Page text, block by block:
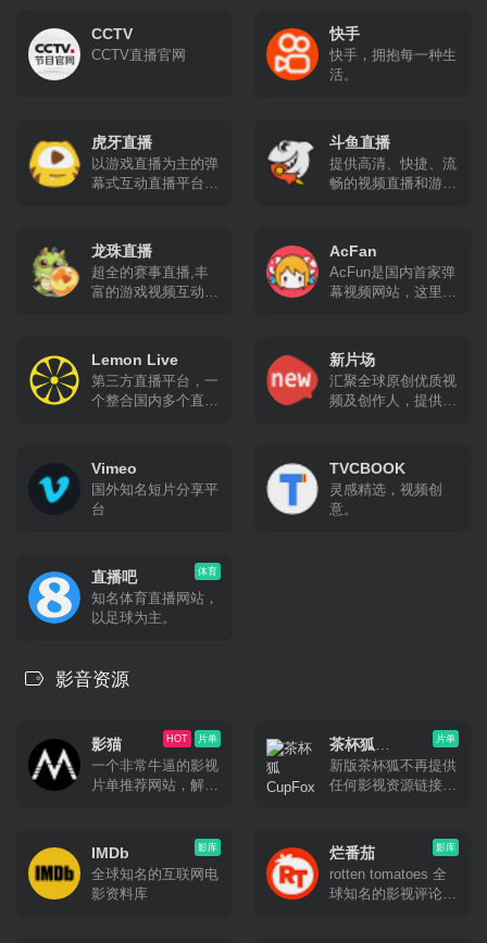
围，有创意的Up
主。大家可以在这里
找到许多欢乐。
CCTV
CCTV直播官网
快手
快手，拥抱每一种生
活。
虎牙直播
以游戏直播为主的弹
幕式互动直播平台，
电竞赛事直播与游戏
赛事直播，手游直播
等。包含英雄联盟
lol，王者荣耀，绝地
dota2、dnf等热门游
戏直播以及单机游
戏、手游等游戏直
斗鱼直播
提供高清、快捷、流
畅的视频直播和游戏
越火线cf直播、
dota2直播、美女直
播等各类热门游戏赛
事直播
龙珠直播
超全的赛事直播,丰
富的游戏视频互动平
SSC、F1天王赛等
顶级赛事的高清、流
畅直播,为玩家个人
直播提供全面支持,
花絮视频,这里是观
看比赛、选手、解
说、美女直播和视频
AcFan
AcFun是国内首家弹
幕视频网站，这里有
趣的UP主，好玩有
科技感的虚拟偶像，
年轻人都在用。
Lemon Live
第三方直播平台，一
个整合国内多个直播
无广告纯净版，代码
开源在GitHub，支持
虎牙、斗鱼、
BILIBILI直播、网易
新片场
汇聚全球原创优质视
频及创作人，提供
视频艺术学习教程，
正版视觉素材交易
等，与百万创作人一
起成长。
Vimeo
国外知名短片分享平
台
TVCBOOK
灵感精选，视频创
意。
体育
直播吧
知名体育直播网站，
以足球为主。
影音资源
片单
HOT
影猫
一个非常牛逼的影视
片单推荐网站，解决
片单
茶杯狐
CupFox
新版茶杯狐不再提供
任何影视资源链接，
影库
IMDb
全球知名的互联网电
影资料库
影库
烂番茄
rotten tomatoes 全
球知名的影视评论网